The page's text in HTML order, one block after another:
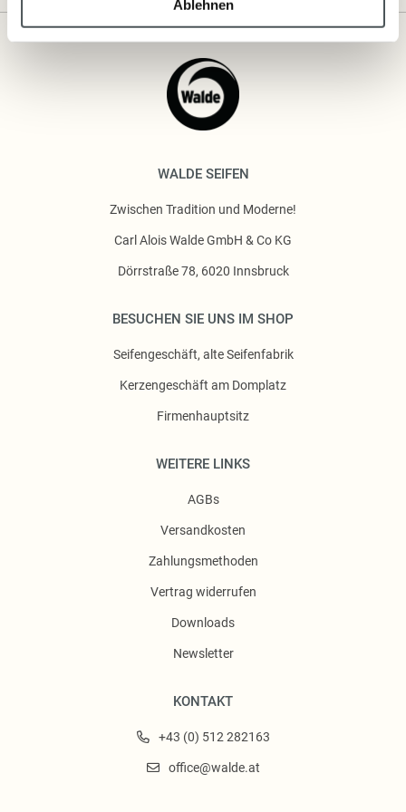
Ablehnen
WALDE SEIFEN
Zwischen Tradition und Moderne!
Carl Alois Walde GmbH & Co KG
Dörrstraße 78, 6020 Innsbruck
BESUCHEN SIE UNS IM SHOP
Seifengeschäft, alte Seifenfabrik
Kerzengeschäft am Domplatz
Firmenhauptsitz
WEITERE LINKS
AGBs
Versandkosten
Zahlungsmethoden
Vertrag widerrufen
Downloads
Newsletter
KONTAKT
+43 (0) 512 282163
office@walde.at